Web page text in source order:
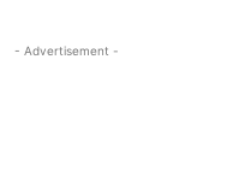
- Advertisement -